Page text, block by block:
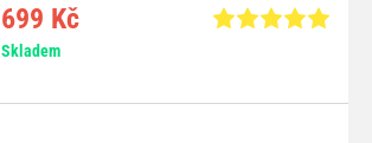
699 Kč
Skladem